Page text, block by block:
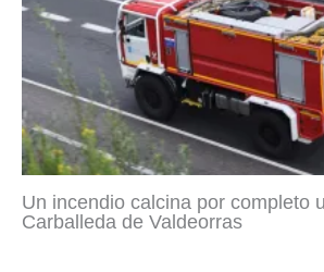
Un incendio calcina por completo
Carballeda de Valdeorras